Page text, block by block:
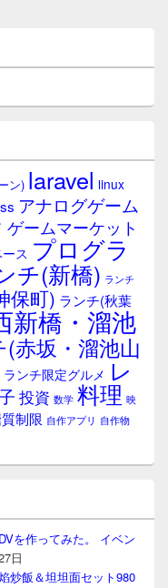
ン) laravel linux
アナログゲーム
ゲームマーケット
ス プログラ
チ(新橋) ランチ
保町) ランチ(秋葉
新橋・溜池
(赤坂・溜池山
ランチ限定グルメ レ
投資 数学 料理 映
制限 自作アプリ 自作物
を作ってみた。 イベン
日
炒飯＆坦坦面セット980